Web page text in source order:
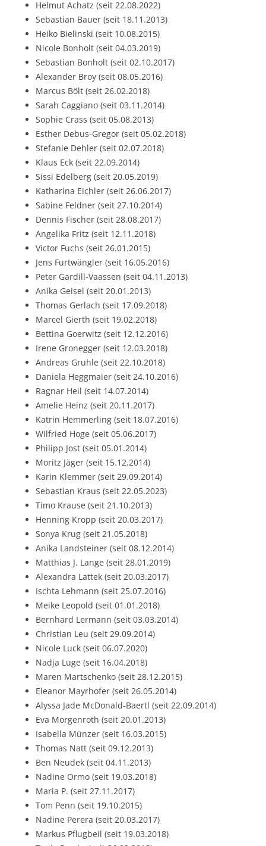
Helmut Achatz (seit 22.08.2022)
Sebastian Bauer (seit 18.11.2013)
Heiko Bielinski (seit 10.08.2015)
Nicole Bonholt (seit 04.03.2019)
Sebastian Bonholt (seit 02.10.2017)
Alexander Broy (seit 08.05.2016)
Marcus Bölt (seit 26.02.2018)
Sarah Caggiano (seit 03.11.2014)
Sophie Crass (seit 05.08.2013)
Esther Debus-Gregor (seit 05.02.2018)
Stefanie Dehler (seit 02.07.2018)
Klaus Eck (seit 22.09.2014)
Sissi Edelberg (seit 20.05.2019)
Katharina Eichler (seit 26.06.2017)
Sabine Feldner (seit 27.10.2014)
Dennis Fischer (seit 28.08.2017)
Angelika Fritz (seit 12.11.2018)
Victor Fuchs (seit 26.01.2015)
Jens Furtwängler (seit 16.05.2016)
Peter Gardill-Vaassen (seit 04.11.2013)
Anika Geisel (seit 20.01.2013)
Thomas Gerlach (seit 17.09.2018)
Marcel Gierth (seit 19.02.2018)
Bettina Goerwitz (seit 12.12.2016)
Irene Gronegger (seit 12.03.2018)
Andreas Gruhle (seit 22.10.2018)
Daniela Heggmaier (seit 24.10.2016)
Ragnar Heil (seit 14.07.2014)
Amelie Heinz (seit 20.11.2017)
Katrin Hemmerling (seit 18.07.2016)
Wilfried Hoge (seit 05.06.2017)
Philipp Jost (seit 05.01.2014)
Moritz Jäger (seit 15.12.2014)
Karin Klemmer (seit 29.09.2014)
Sebastian Kraus (seit 22.05.2023)
Timo Krause (seit 21.10.2013)
Henning Kropp (seit 20.03.2017)
Sonya Krug (seit 21.05.2018)
Anika Landsteiner (seit 08.12.2014)
Matthias J. Lange (seit 28.01.2019)
Alexandra Lattek (seit 20.03.2017)
Ischta Lehmann (seit 25.07.2016)
Meike Leopold (seit 01.01.2018)
Bernhard Lermann (seit 03.03.2014)
Christian Leu (seit 29.09.2014)
Nicole Luck (seit 06.07.2020)
Nadja Luge (seit 16.04.2018)
Maren Martschenko (seit 28.12.2015)
Eleanor Mayrhofer (seit 26.05.2014)
Alyssa Jade McDonald-Baertl (seit 22.09.2014)
Eva Morgenroth (seit 20.01.2013)
Isabella Münzer (seit 16.03.2015)
Thomas Natt (seit 09.12.2013)
Ben Neudek (seit 04.11.2013)
Nadine Ormo (seit 19.03.2018)
Maria P. (seit 27.11.2017)
Tom Penn (seit 19.10.2015)
Nadine Perera (seit 20.03.2017)
Markus Pflugbeil (seit 19.03.2018)